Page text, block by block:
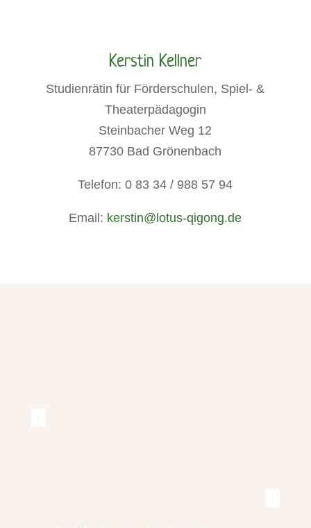
Kerstin Kellner
Studienrätin für Förderschulen, Spiel- &
Theaterpädagogin
Steinbacher Weg 12
87730 Bad Grönenbach
Telefon: 0 83 34 / 988 57 94
Email: kerstin@lotus-qigong.de